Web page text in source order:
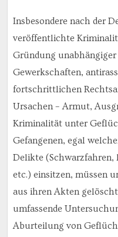
Insbesondere nach der
veröffentlichte
Gründung unabhängiger
Gewerkschaften,
fortschrittlichen
Ursachen – Armut,
Kriminalität unter
Gefangenen, egal
Delikte (Schwarzfahren,
etc.) einsitzen, müssen
aus ihren Akten
umfassende
Aburteilung von